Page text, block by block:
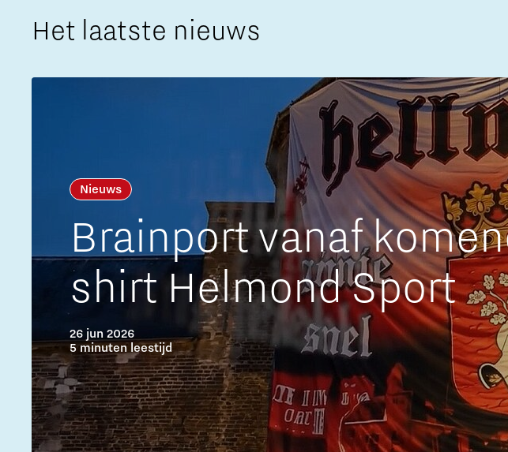
Micro and
The Gate voor tech startups
Het laatste nieuws
Nieuws
Brainport vanaf
shirt Helmond Sport
26 jun 2026
5 minuten leestijd